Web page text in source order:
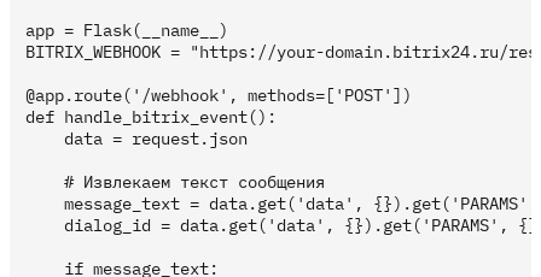
app = Flask(__name__)
BITRIX_WEBHOOK = "https://your-domain.bitrix24.ru/
@app.route('/webhook', methods=['POST'])
def handle_bitrix_event():
    data = request.json
    # Извлекаем текст сообщения
message_text = data.get('data',
dialog_id = data.get('data', {}).get('PARAMS',
    if message_text: